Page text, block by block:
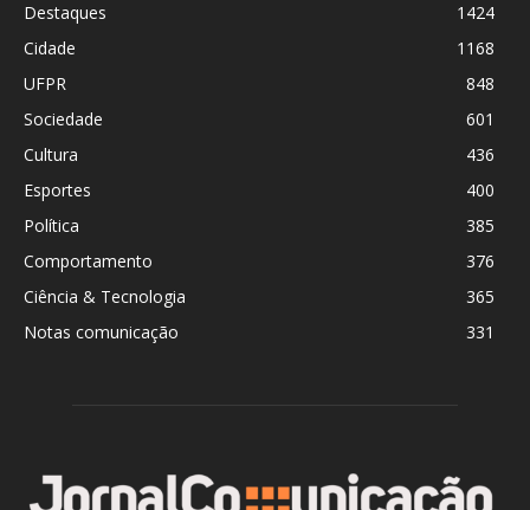
Destaques
1424
Cidade
1168
UFPR
848
Sociedade
601
Cultura
436
Esportes
400
Política
385
Comportamento
376
Ciência & Tecnologia
365
Notas comunicação
331